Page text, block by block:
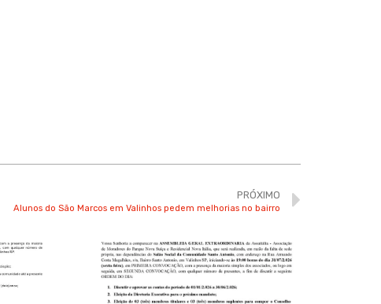
PRÓXIMO
Alunos do São Marcos em Valinhos pedem melhorias no bairro